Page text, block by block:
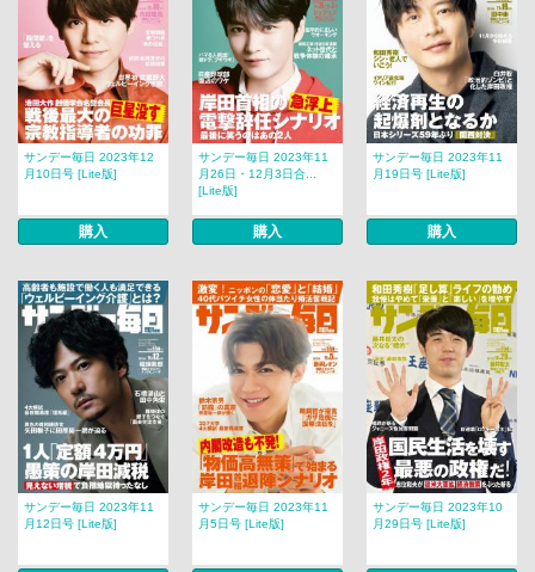
サンデー毎日 2023年12
月10日号 [Lite版]
購入
サンデー毎日 2023年11
月26日・12月3日合...
[Lite版]
購入
サンデー毎日 2023年11
月19日号 [Lite版]
購入
サンデー毎日 2023年11
月12日号 [Lite版]
サンデー毎日 2023年11
月5日号 [Lite版]
サンデー毎日 2023年10
月29日号 [Lite版]